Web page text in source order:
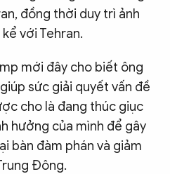
đồng thời duy trì ảnh
với Tehran.
mới đây cho biết ông
sức giải quyết vấn đề
cho là đang thúc giục
hưởng của mình để gây
bàn đàm phán và giảm
Đông.